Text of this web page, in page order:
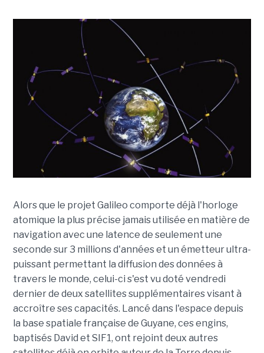
Alors que le projet Galileo comporte déjà l'horloge
atomique la plus précise jamais utilisée en matière de
navigation avec une latence de seulement une
seconde sur 3 millions d'années et un émetteur ultra-
puissant permettant la diffusion des données à
travers le monde, celui-ci s'est vu doté vendredi
dernier de deux satellites supplémentaires visant à
accroître ses capacités. Lancé dans l'espace depuis
la base spatiale française de Guyane, ces engins,
baptisés David et SIF1, ont rejoint deux autres